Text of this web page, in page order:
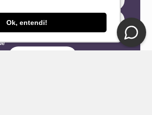
Ok, entendi!
com os Termos & Condições e Política de